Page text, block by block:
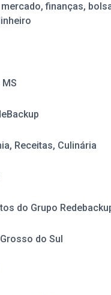
mercado, finanças,
Receitas, Culinária
do Grupo
do Sul